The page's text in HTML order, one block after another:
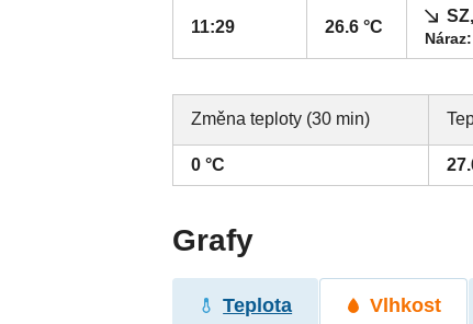
11:29 26.6 °C
Změna teploty (30 min)
0 °C
Grafy
Teplota Vlhkost